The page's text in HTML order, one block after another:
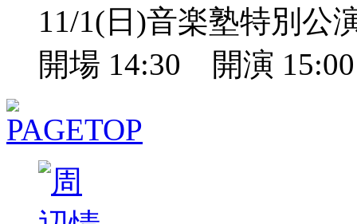
11/1(日)音楽塾特別公
開場 14:30 開演